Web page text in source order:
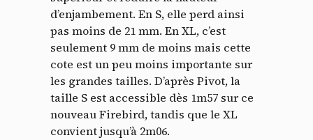
d’enjambement. En S, elle perd ainsi
pas moins de 21 mm. En XL, c’est
seulement 9 mm de moins mais cette
cote est un peu moins importante sur
les grandes tailles. D’après Pivot, la
taille S est accessible dès 1m57 sur ce
nouveau Firebird, tandis que le XL
convient jusqu’à 2m06.